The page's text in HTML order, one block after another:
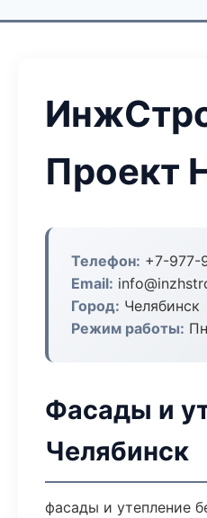
Проект
Телефон: +7-977-
Email:
Город: Челябинск
Режим работы:
Фасады и
Челябинск
фасады и утепление